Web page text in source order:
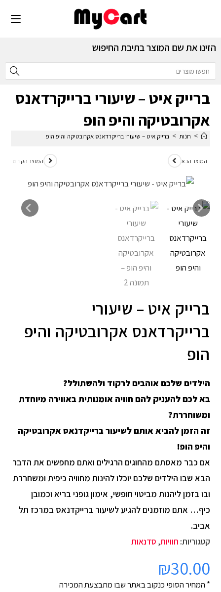
הזינו את שם המוצר בתיבת החיפוש
ברייק איט – שיעורי ברייקרדאנס
אקרובטיקה והיפ הופ
> חנות > ברייק איט – שיעורי ברייקרדאנס אקרובטיקה והיפ הופ
המוצר הקודם המוצר הבא
ברייק איט – שיעורי
ברייקרדאנס אקרובטיקה והיפ
הופ
הילדים שלכם אוהבים לרקוד ולהשתולל?
בא לכם להעניק להם חוויה אומנותית באווירה מיוחדת
ומשוחררת?
זה הזמן להביא אותם לשיעור ברייקדנאס אקרובטיקה
והיפ הופ!
אם כבר מאסתם מהחוגים הרגילים ואתם מחפשים את הדבר
הבא שבו הילדים שלכם יוכלו להינות מחוויה כיפית ומשחררת
ובו בזמן ליהנות מביטוי חופשי, אימון גופני בריא וכמובן
כיף… אתם מוזמנים להגיע לשיעור ברייקדנאס במרכז תל
אביב.
קטגוריות: חוויות, סדנאות
₪30.00
* המחיר הסופי כנקוב באתר שבו מתבצעת המכירה